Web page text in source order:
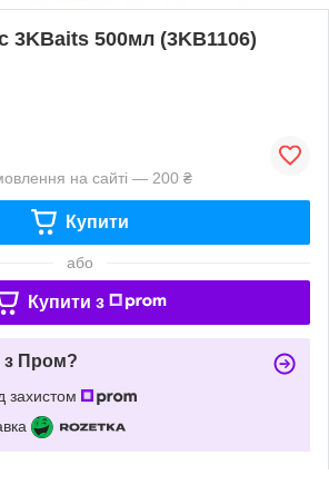
3KBaits 500мл (3KB1106)
на сайті — 200 ₴
Купити
або
Купити з
з Пром?
захистом